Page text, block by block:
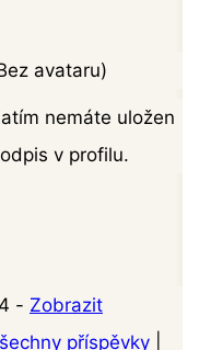
avataru)
nemáte uložen
v profilu.
14 - Zobrazit
příspěvky